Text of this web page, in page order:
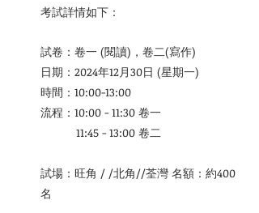
考試詳情如下：
試卷：卷一 (閱讀)，卷二(寫作)
日期：2024年12月30日 (星期一)
時間：10:00-13:00
流程：10:00 - 11:30 卷一
11:45 - 13:00 卷二
試場：旺角 / /北角//荃灣 名額：約400
名